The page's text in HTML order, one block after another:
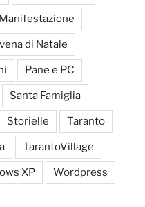
Manifestazione
di Natale
Pane e PC
Santa Famiglia
Storielle Taranto
TarantoVillage
XP Wordpress